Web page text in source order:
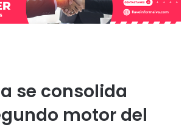
se consolida
motor del